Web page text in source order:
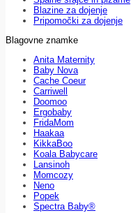
Blazine za dojenje
Pripomočki za dojenje
Blagovne znamke
Anita Maternity
Baby Nova
Cache Coeur
Carriwell
Doomoo
Ergobaby
FridaMom
Haakaa
KikkaBoo
Koala Babycare
Lansinoh
Momcozy
Neno
Popek
Spectra Baby®